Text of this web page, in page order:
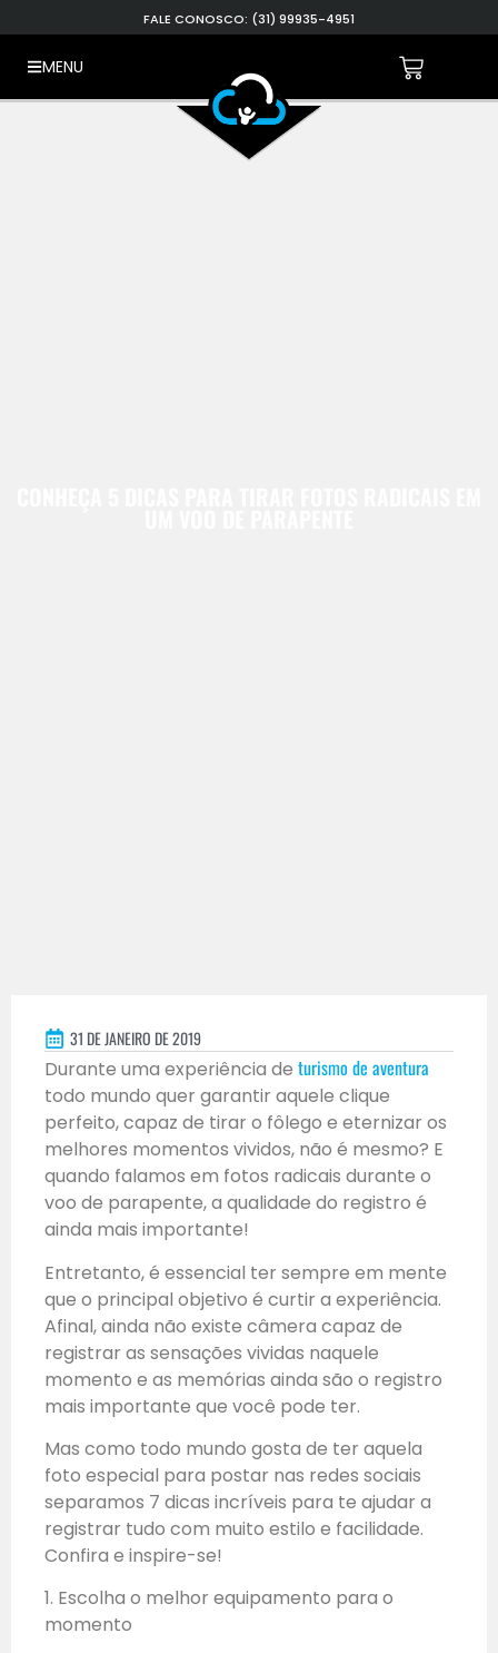
FALE CONOSCO: (31) 99935-4951
MENU
31 DE JANEIRO DE 2019
Durante uma experiência de turismo de aventura
todo mundo quer garantir aquele clique
perfeito, capaz de tirar o fôlego e eternizar os
melhores momentos vividos, não é mesmo? E
quando falamos em fotos radicais durante o
voo de parapente, a qualidade do registro é
ainda mais importante!
Entretanto, é essencial ter sempre em mente
que o principal objetivo é curtir a experiência.
Afinal, ainda não existe câmera capaz de
registrar as sensações vividas naquele
momento e as memórias ainda são o registro
mais importante que você pode ter.
Mas como todo mundo gosta de ter aquela
foto especial para postar nas redes sociais
separamos 7 dicas incríveis para te ajudar a
registrar tudo com muito estilo e facilidade.
Confira e inspire-se!
1. Escolha o melhor equipamento para o
momento